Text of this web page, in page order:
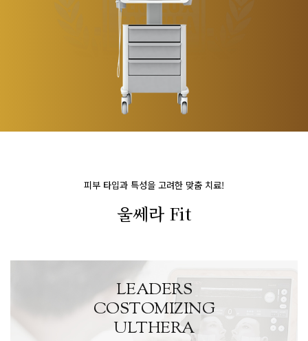
피부 타입과 특성을 고려한 맞춤 치료!
울쎄라 Fit
LEADERS
COSTOMIZING
ULTHERA